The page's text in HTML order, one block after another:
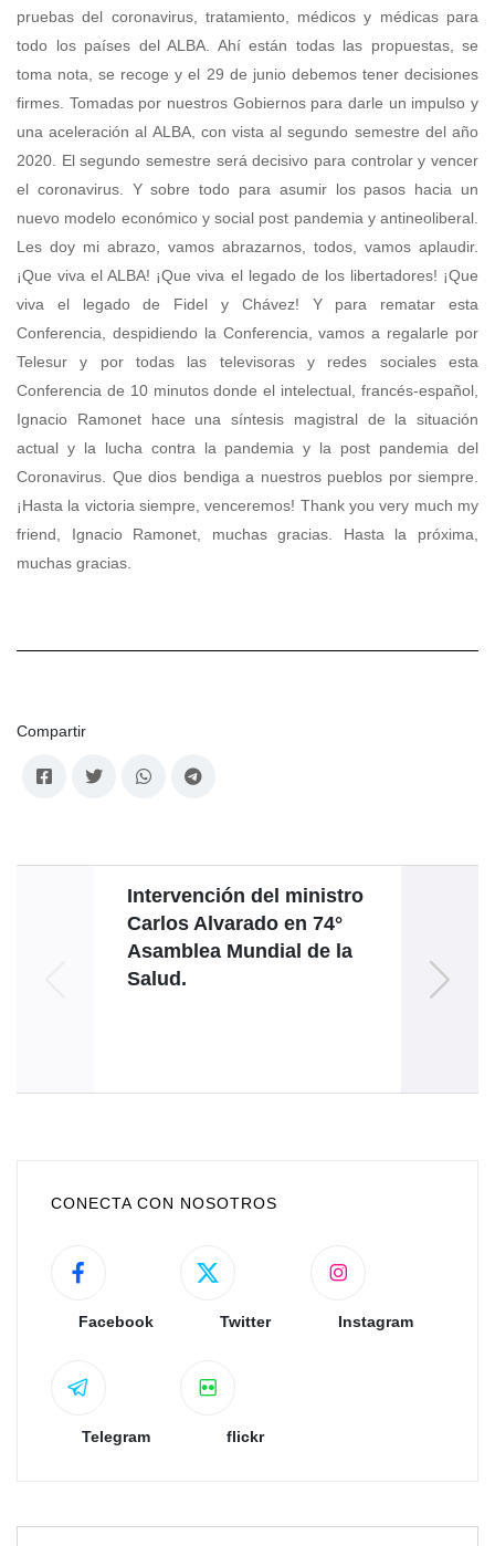
pruebas del coronavirus, tratamiento, médicos y médicas para
todo los países del ALBA. Ahí están todas las propuestas, se
toma nota, se recoge y el 29 de junio debemos tener decisiones
firmes. Tomadas por nuestros Gobiernos para darle un impulso y
una aceleración al ALBA, con vista al segundo semestre del año
2020. El segundo semestre será decisivo para controlar y vencer
el coronavirus. Y sobre todo para asumir los pasos hacia un
nuevo modelo económico y social post pandemia y antineoliberal.
Les doy mi abrazo, vamos abrazarnos, todos, vamos aplaudir.
¡Que viva el ALBA! ¡Que viva el legado de los libertadores! ¡Que
viva el legado de Fidel y Chávez! Y para rematar esta
Conferencia, despidiendo la Conferencia, vamos a regalarle por
Telesur y por todas las televisoras y redes sociales esta
Conferencia de 10 minutos donde el intelectual, francés-español,
Ignacio Ramonet hace una síntesis magistral de la situación
actual y la lucha contra la pandemia y la post pandemia del
Coronavirus. Que dios bendiga a nuestros pueblos por siempre.
¡Hasta la victoria siempre, venceremos! Thank you very much my
friend, Ignacio Ramonet, muchas gracias. Hasta la próxima,
muchas gracias.
Compartir
Intervención del ministro
Carlos Alvarado en 74°
Asamblea Mundial de la
Salud.
CONECTA CON NOSOTROS
Facebook Twitter Instagram
Telegram flickr